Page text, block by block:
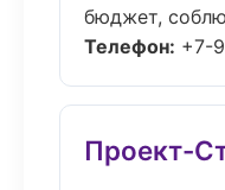
бюджет,
Телефон: +7-
Проект-